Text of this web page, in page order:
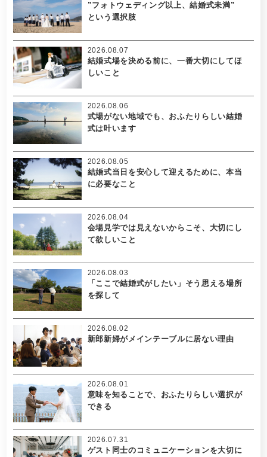
”フォトウェディング以上、結婚式未満”
という選択肢
結婚式場を決める前に、一番大切にしてほ
しいこと
2026.08.07
式場がない地域でも、おふたりらしい結婚
式は叶います
2026.08.06
結婚式当日を安心して迎えるために、本当
に必要なこと
2026.08.05
会場見学では見えないからこそ、大切にし
て欲しいこと
2026.08.04
「ここで結婚式がしたい」そう思える場所
を探して
2026.08.03
新郎新婦がメインテーブルに居ない理由
2026.08.02
意味を知ることで、おふたりらしい選択が
できる
2026.08.01
ゲスト同士のコミュニケーションを大切に
2026.07.31